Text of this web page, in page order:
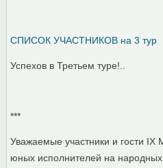
СПИСОК УЧАСТНИКОВ на 3 тур
Успехов в Третьем туре!..
***
Уважаемые участники и гости IX
юных исполнителей на